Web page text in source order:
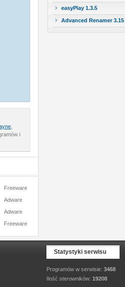
i
Freeware
Adware
Adware
Freeware
easyPlay 1.3.5
Advanced Renamer 3.15
Statystyki serwisu
Programów w serwisie: 3468
Ilość sterowników: 19208